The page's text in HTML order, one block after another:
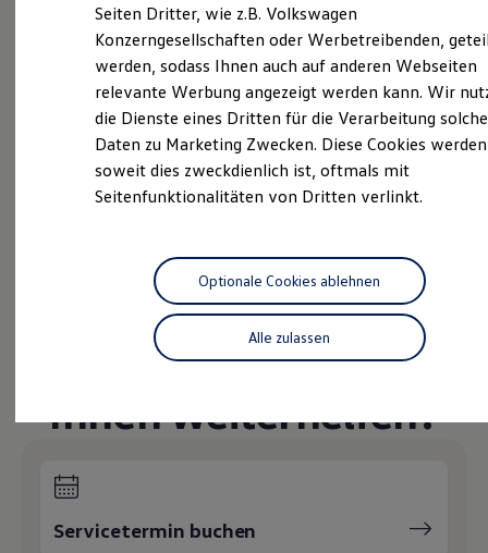
ID. Software Versionen und Updates
Digitale Extras
Schnittstellen zu Ihrem ID.
Hybridautos
Marke und Erlebnis
Volkswagen R und R Experience
R-Modelle
Driving Experience
Volkswagen entdecken
Lifestyle Shop
T-Roc Kollektion
Golf Kollektion
ID. Kollektion
Volkswagen Kollektion
R-Kollektion
#wedriveproud
Inspektion und HU/AU
Gebrauchtwagen
Service
Volkswagen Economy
Service
UnfallSpezialist
Volkswagen FleetService
Wie können wir
Ihnen weiterhelfen?
Servicetermin buchen
Seiten Dritter, wie z.B. Volkswagen
Konzerngesellschaften oder Werbetreibenden,
werden, sodass Ihnen auch auf anderen Webseiten
relevante Werbung angezeigt werden kann. Wir
die Dienste eines Dritten für die Verarbeitung
Daten zu Marketing Zwecken. Diese Cookies
soweit dies zweckdienlich ist, oftmals mit
Seitenfunktionalitäten von Dritten verlinkt.
Alle zulassen
Optionale Cookies ablehnen